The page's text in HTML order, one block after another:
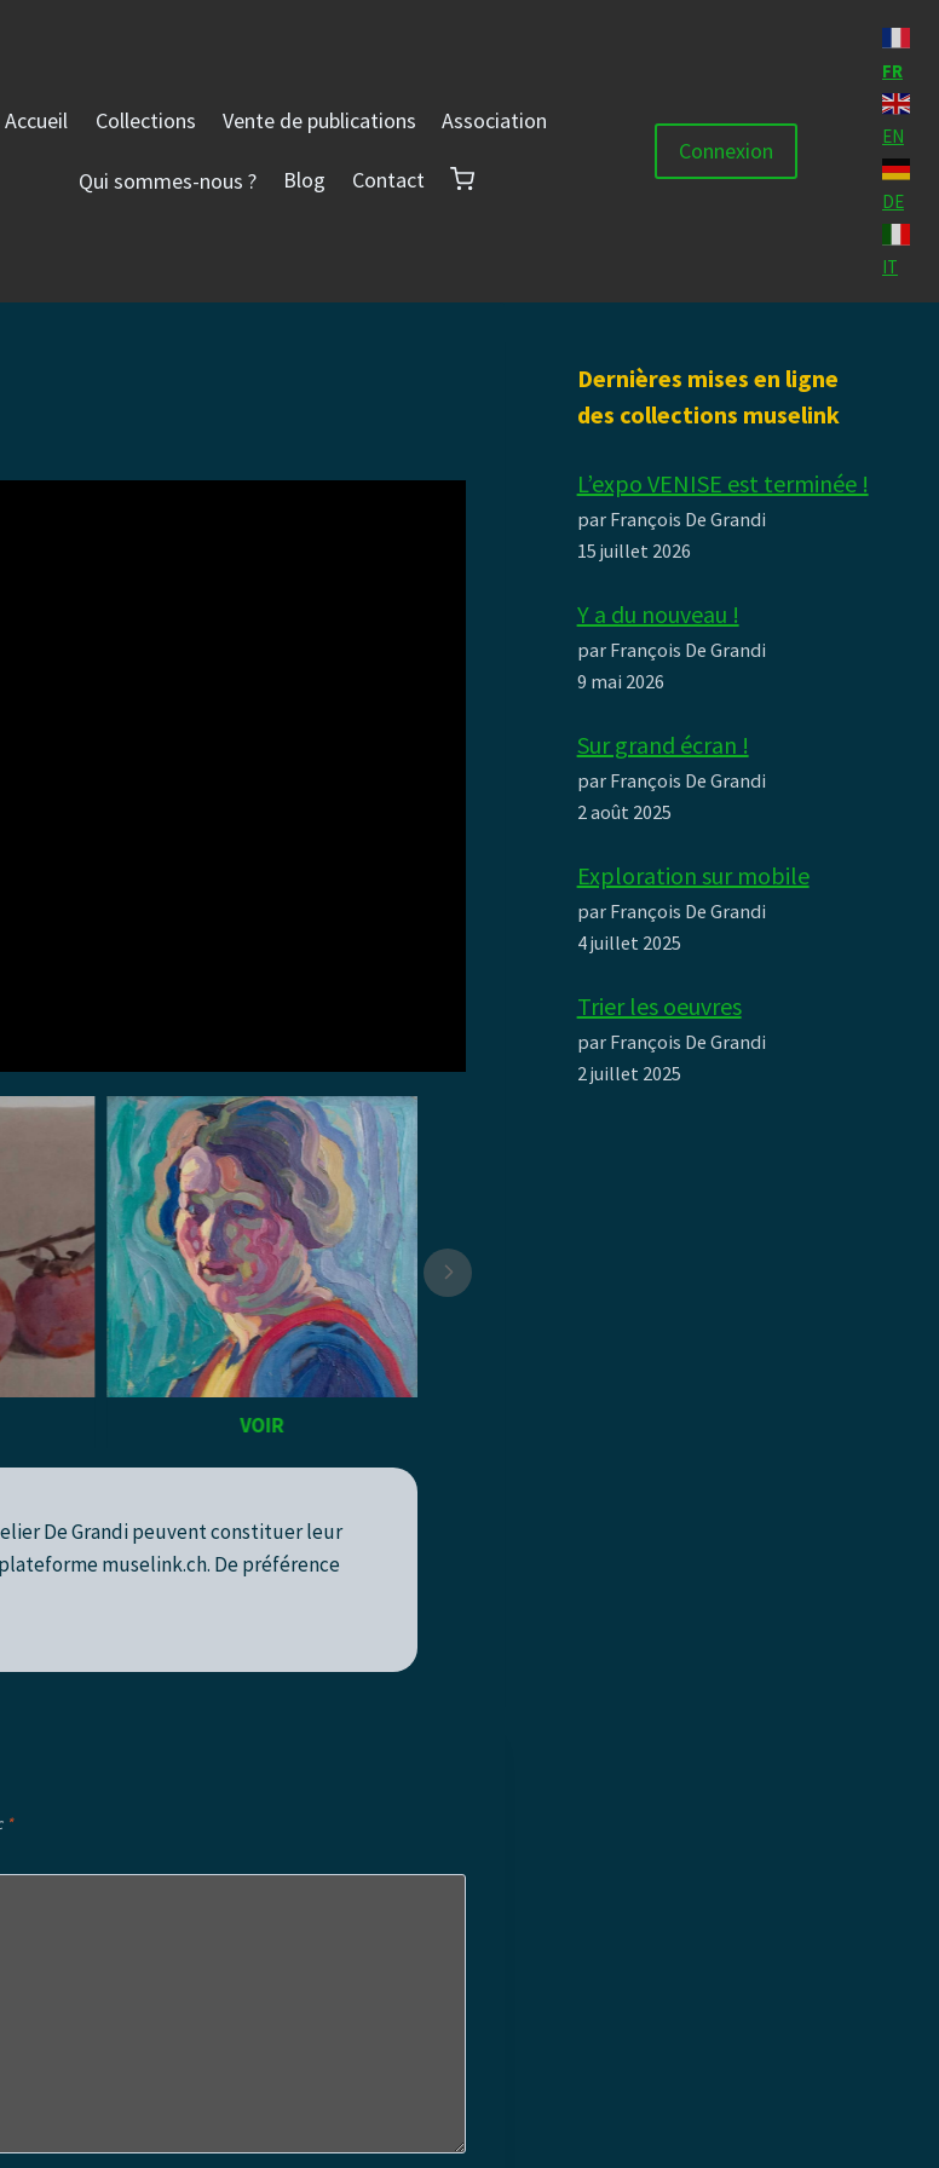
Accueil Collections Vente de publications Association
Qui sommes-nous ? Blog Contact
Connexion
FR
EN
DE
IT
VOIR
De Grandi peuvent constituer leur
muselink.ch. De préférence
*
Dernières mises en ligne
des collections muselink
L’expo VENISE est terminée !
par François De Grandi
15 juillet 2026
Y a du nouveau !
par François De Grandi
9 mai 2026
Sur grand écran !
par François De Grandi
2 août 2025
Exploration sur mobile
par François De Grandi
4 juillet 2025
Trier les oeuvres
par François De Grandi
2 juillet 2025